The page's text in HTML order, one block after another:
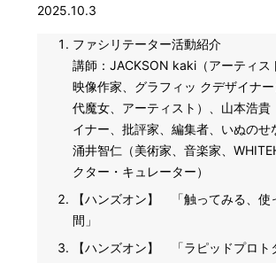
2025.10.3
ファシリテーター活動紹介
講師：JACKSON kaki（アーティス
映像作家、グラフィッ クデザイナ
代魔女、アーティスト）、山本浩貴
イナー、批評家、編集者、いぬのせ
涌井智仁（美術家、音楽家、
クター・キュレーター）
【ハンズオン】 「触ってみる、使
間」
【ハンズオン】 「ラピッドプロト